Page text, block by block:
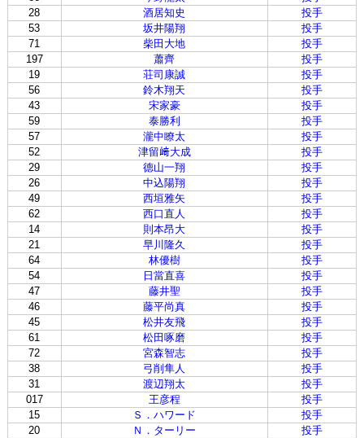
28
酒居知史
投手
53
坂井陽翔
投手
71
柴田大地
投手
197
蕭齊
投手
19
荘司康誠
投手
56
鈴木翔天
投手
43
宋家豪
投手
59
泰勝利
投手
57
瀧中瞭太
投手
52
津留﨑大成
投手
29
德山一翔
投手
26
中込陽翔
投手
49
西垣雅矢
投手
62
西口直人
投手
14
則本昂大
投手
21
早川隆久
投手
64
林優樹
投手
54
日當直喜
投手
47
藤井聖
投手
46
藤平尚真
投手
45
松井友飛
投手
61
松田啄磨
投手
72
宮森智志
投手
38
弓削隼人
投手
31
渡辺翔太
投手
017
王彦程
投手
15
Ｓ．ハワード
投手
20
Ｎ．ターリー
投手